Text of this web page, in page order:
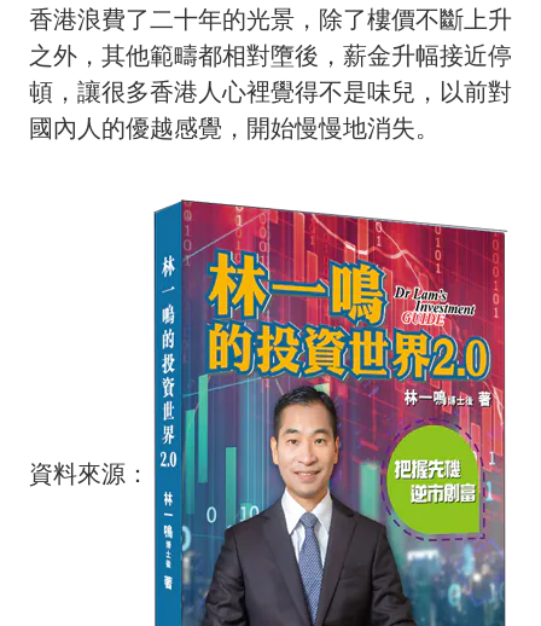
香港浪費了二十年的光景，除了樓價不斷上升
之外，其他範疇都相對墮後，薪金升幅接近停
頓，讓很多香港人心裡覺得不是味兒，以前對
國內人的優越感覺，開始慢慢地消失。
資料來源：